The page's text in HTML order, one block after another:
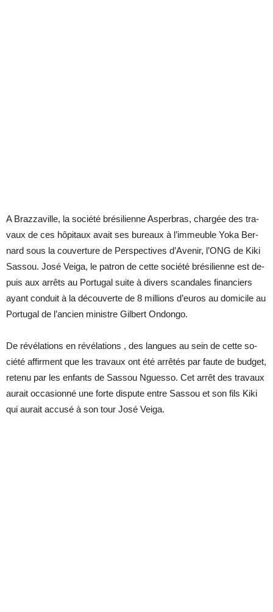
A Braz­za­ville, la so­ciété bré­si­lienne As­per­bras, char­gée des tra­
vaux de ces hô­pi­taux avait ses bu­reaux à l’im­meuble Yoka Ber­
nard sous la cou­ver­ture de Pers­pec­tives d’Ave­nir, l’ONG de Kiki
Sas­sou. José Veiga, le pa­tron de cette so­ciété brésilienne est de­
puis aux ar­rêts au Por­tu­gal suite à di­vers scan­dales fi­nan­ciers
ayant conduit à la découverte de 8 mil­lions d’eu­ros au do­mi­cile au
Por­tu­gal de l’an­cien mi­nistre Gil­bert On­dongo.
De ré­vé­la­tions en ré­vé­la­tions , des langues au sein de cette so­
ciété af­firment que les tra­vaux ont été ar­rê­tés par faute de bud­get,
re­tenu par les enfants de Sas­sou Nguesso. Cet ar­rêt des tra­vaux
au­rait oc­ca­sionné une forte dis­pute entre Sas­sou et son fils Kiki
qui au­rait ac­cusé à son tour José Veiga.